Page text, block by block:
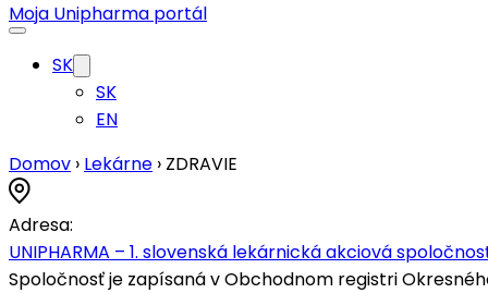
Moja Unipharma portál
SK
SK
EN
Domov › Lekárne › ZDRAVIE
Adresa:
UNIPHARMA – 1. slovenská lekárnická akciová
Spoločnosť je zapísaná v Obchodnom registri